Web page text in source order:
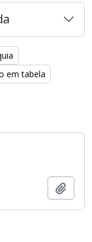
em tabela